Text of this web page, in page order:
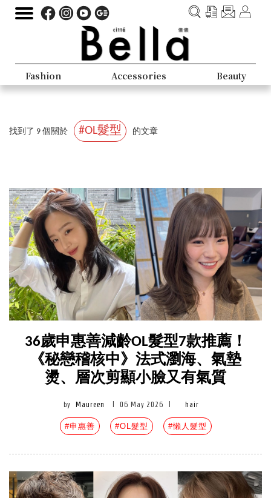
Fashion Accessories Beauty
找到了 9 個關於 #OL髮型 的文章
36歲申惠善減齡OL髮型7款推薦！
《秘戀稽核中》法式瀏海、氣墊
燙、層次剪顯小臉又有氣質
by Maureen 06 May 2026 hair
#申惠善 #OL髮型 #懶人髮型